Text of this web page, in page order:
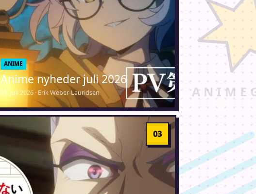
ANIME
Anime nyheder juli 2026
31. juli 2026 · Erik Weber-Lauridsen